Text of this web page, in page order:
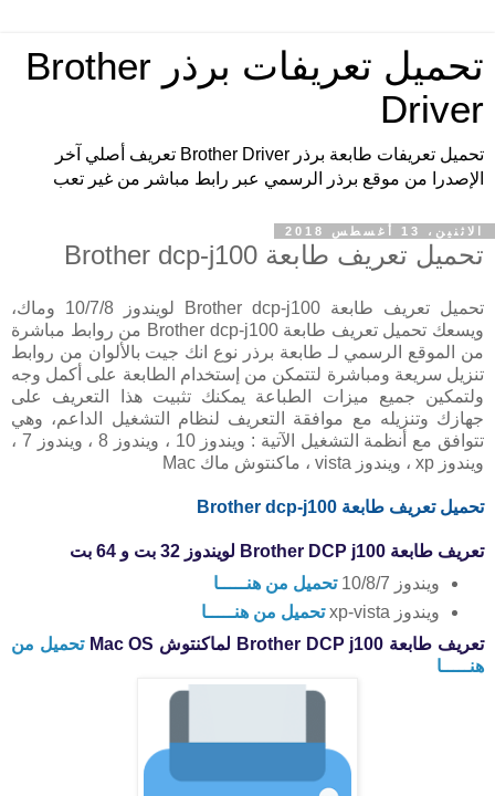
تحميل تعريفات برذر Brother
Driver
تحميل تعريفات طابعة برذر Brother Driver تعريف أصلي آخر
الإصدرا من موقع برذر الرسمي عبر رابط مباشر من غير تعب
الاثنين، 13 أغسطس 2018
تحميل تعريف طابعة Brother dcp-j100
تحميل تعريف طابعة Brother dcp-j100 لويندوز 10/7/8 وماك،
ويسعك تحميل تعريف طابعة Brother dcp-j100 من روابط مباشرة
من الموقع الرسمي لـ طابعة برذر نوع انك جيت بالألوان من روابط
تنزيل سريعة ومباشرة لتتمكن من إستخدام الطابعة على أكمل وجه
ولتمكين جميع ميزات الطباعة يمكنك تثبيت هذا التعريف على
جهازك وتنزيله مع موافقة التعريف لنظام التشغيل الداعم، وهي
تتوافق مع أنظمة التشغيل الآتية : ويندوز 10 ، ويندوز 8 ، ويندوز 7 ،
ويندوز xp ، ويندوز vista ، ماكنتوش ماك Mac
تحميل تعريف طابعة Brother dcp-j100
تعريف طابعة Brother DCP j100 لويندوز 32 بت و 64 بت
ويندوز 10/8/7
تحميل من هنـــــا
ويندوز xp-vista
تحميل من هنـــــا
تعريف طابعة Brother DCP j100 لماكنتوش Mac OS
تحميل من
هنـــــا